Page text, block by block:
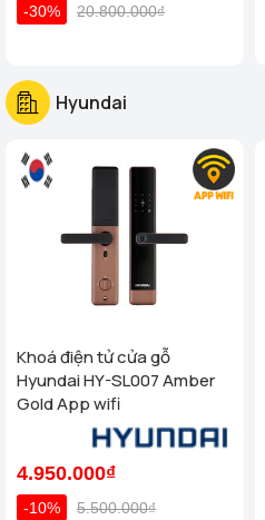
-30% 20.800.000₫
Hyundai
Khoá điện tử cửa gỗ
Hyundai HY-SL007 Amber
Gold App wifi
4.950.000₫
-10% 5.500.000₫